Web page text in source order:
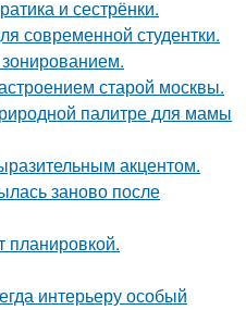
и сестрёнки.
современной студентки.
старой москвы.
палитре для мамы
акцентом.
заново после
планировкой.
интерьеру особый